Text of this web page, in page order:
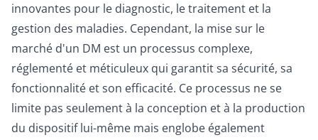
innovantes pour le diagnostic, le traitement et la
gestion des maladies. Cependant, la mise sur le
marché d'un DM est un processus complexe,
réglementé et méticuleux qui garantit sa sécurité, sa
fonctionnalité et son efficacité. Ce processus ne se
limite pas seulement à la conception et à la production
du dispositif lui-même mais englobe également